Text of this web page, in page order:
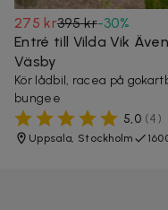
275 kr395 kr-30%
Entré till Vilda Vik
Väsby
Kör lådbil, racea på
bungee
5,0 (4)
Uppsala, Stockholm